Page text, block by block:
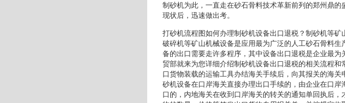
制砂机为此，一直走在砂石骨料技术革新前列的郑州鼎
现状后，迅速做出考。
打砂机流程图如何办理制砂机设备出口退税？制砂机等矿
破碎机等矿山机械设备是应用最为广泛的人工砂石骨料
备的出口需要走许多程序，其中设备出口退税是企业最
贸部就来为您详细介绍制砂机设备出口退税的相关流程
口货物装载的运输工具办结海关手续后，向其报关的海
砂机设备在口岸海关直接办理出口手续的，由企业在口
口的，内地海关在收到口岸海关的转关的通知单回执后